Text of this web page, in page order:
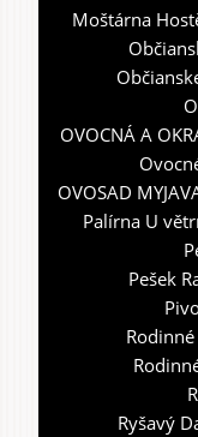
Moštárna
OVOCNÁ A
OVOSAD
Palírna U
Pešek
Ryšavý